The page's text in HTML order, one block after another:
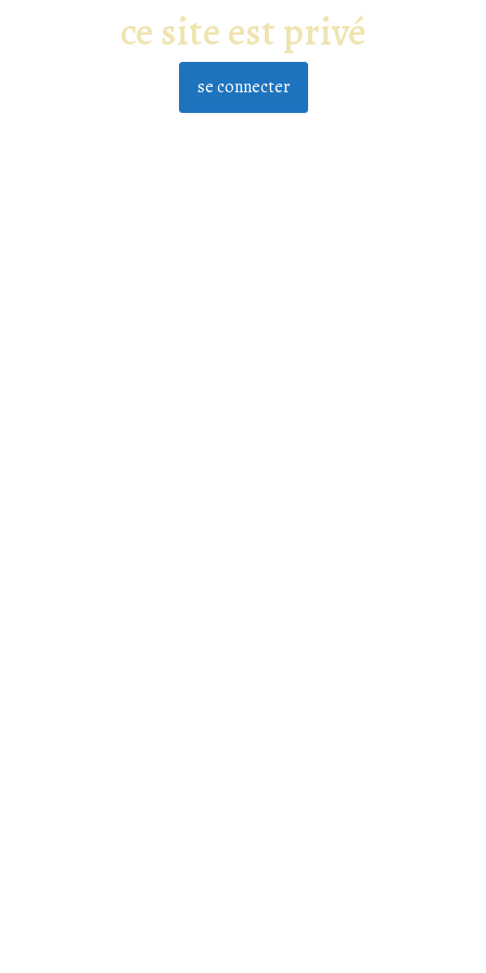
ce site est privé
se connecter